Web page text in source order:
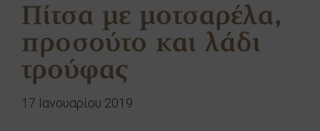
Πίτσα με μοτσαρέλα,
προσούτο και λάδι
τρούφας
17 Ιανουαρίου 2019